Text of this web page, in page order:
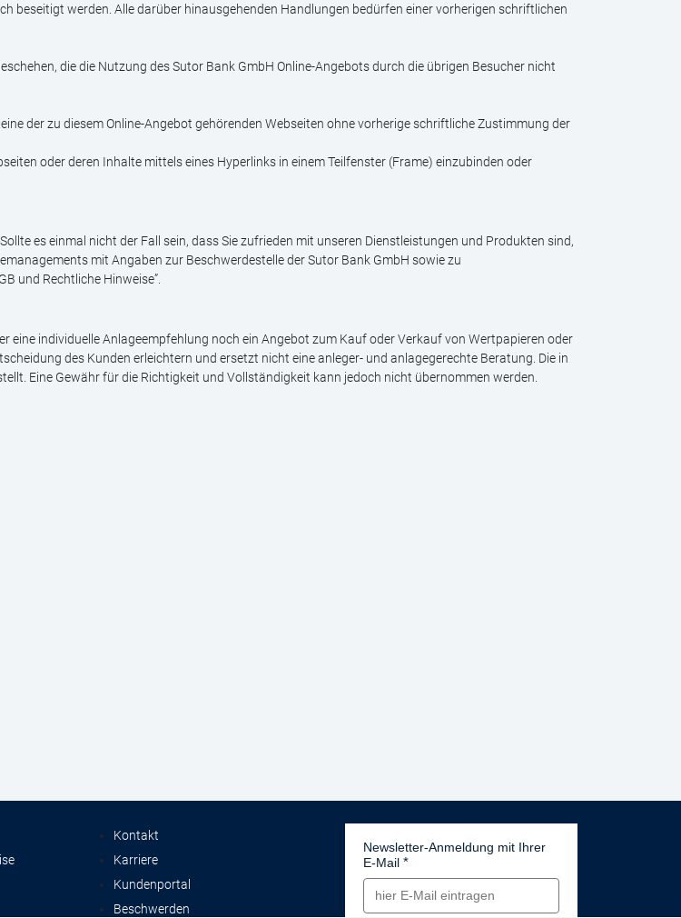
beseitigt werden. Alle darüber hinausgehenden Handlungen bedürfen einer vorherigen schriftlichen
die die Nutzung des Sutor Bank GmbH Online-Angebots durch die übrigen Besucher nicht
der zu diesem Online-Angebot gehörenden Webseiten ohne vorherige schriftliche Zustimmung der
oder deren Inhalte mittels eines Hyperlinks in einem Teilfenster (Frame) einzubinden oder
es einmal nicht der Fall sein, dass Sie zufrieden mit unseren Dienstleistungen und Produkten sind,
mit Angaben zur Beschwerdestelle der Sutor Bank GmbH sowie zu
und Rechtliche Hinweise”.
individuelle Anlageempfehlung noch ein Angebot zum Kauf oder Verkauf von Wertpapieren oder
des Kunden erleichtern und ersetzt nicht eine anleger- und anlagegerechte Beratung. Die in
Eine Gewähr für die Richtigkeit und Vollständigkeit kann jedoch nicht übernommen werden.
Kontakt
Karriere
Kundenportal
Beschwerden
Newsletter-Anmeldung mit Ihrer
E-Mail